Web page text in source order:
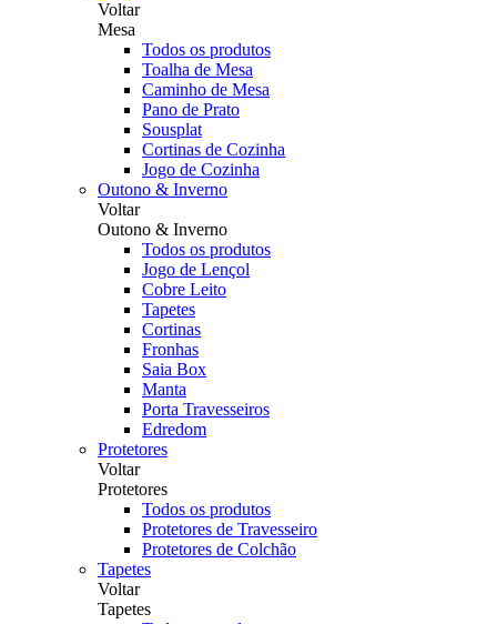
Voltar
Mesa
Todos os produtos
Toalha de Mesa
Caminho de Mesa
Pano de Prato
Sousplat
Cortinas de Cozinha
Jogo de Cozinha
Outono & Inverno
Voltar
Outono & Inverno
Todos os produtos
Jogo de Lençol
Cobre Leito
Tapetes
Cortinas
Fronhas
Saia Box
Manta
Porta Travesseiros
Edredom
Protetores
Voltar
Protetores
Todos os produtos
Protetores de Travesseiro
Protetores de Colchão
Tapetes
Voltar
Tapetes